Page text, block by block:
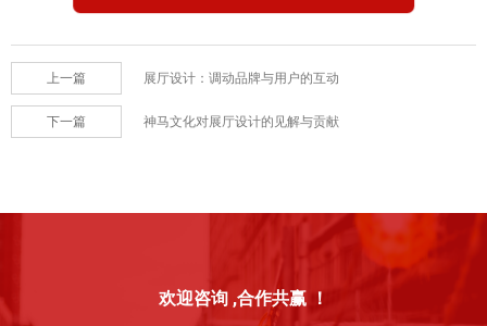
上一篇 展厅设计：调动品牌与用户的互动
下一篇 神马文化对展厅设计的见解与贡献
欢迎咨询 ,合作共赢 ！